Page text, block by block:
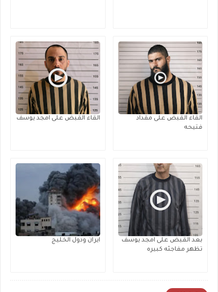
القاء القبض على مقداد
فتيحه
القاء القبض على امجد يوسف
بعد القبض على امجد يوسف
تظهر مفاجئه كبيره
ايران ودول الخليج